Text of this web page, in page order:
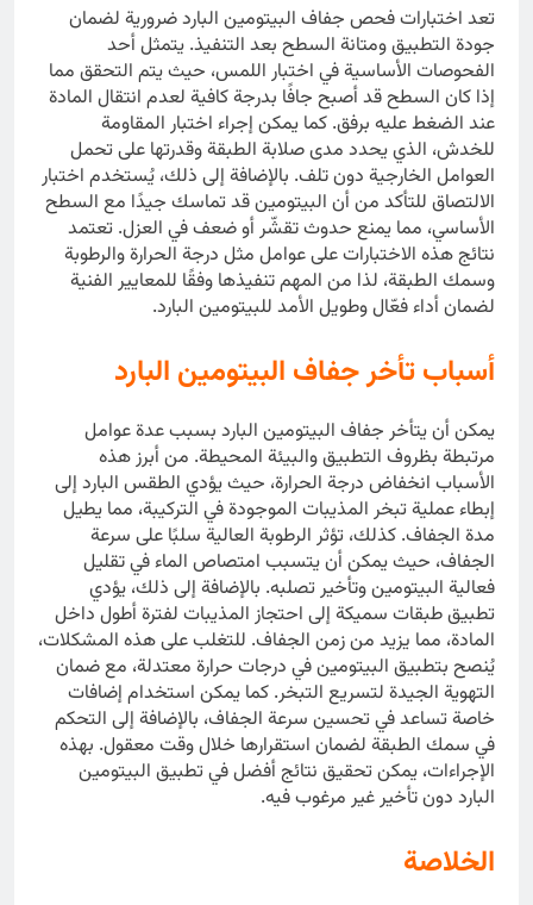
تعد اختبارات فحص جفاف البيتومين البارد ضرورية لضمان
جودة التطبيق ومتانة السطح بعد التنفيذ. يتمثل أحد
الفحوصات الأساسية في اختبار اللمس، حيث يتم التحقق مما
إذا كان السطح قد أصبح جافًا بدرجة كافية لعدم انتقال المادة
عند الضغط عليه برفق. كما يمكن إجراء اختبار المقاومة
للخدش، الذي يحدد مدى صلابة الطبقة وقدرتها على تحمل
العوامل الخارجية دون تلف. بالإضافة إلى ذلك، يُستخدم اختبار
الالتصاق للتأكد من أن البيتومين قد تماسك جيدًا مع السطح
الأساسي، مما يمنع حدوث تقشّر أو ضعف في العزل. تعتمد
نتائج هذه الاختبارات على عوامل مثل درجة الحرارة والرطوبة
وسمك الطبقة، لذا من المهم تنفيذها وفقًا للمعايير الفنية
لضمان أداء فعّال وطويل الأمد للبيتومين البارد.
أسباب تأخر جفاف البيتومين البارد
يمكن أن يتأخر جفاف البيتومين البارد بسبب عدة عوامل
مرتبطة بظروف التطبيق والبيئة المحيطة. من أبرز هذه
الأسباب انخفاض درجة الحرارة، حيث يؤدي الطقس البارد إلى
إبطاء عملية تبخر المذيبات الموجودة في التركيبة، مما يطيل
مدة الجفاف. كذلك، تؤثر الرطوبة العالية سلبًا على سرعة
الجفاف، حيث يمكن أن يتسبب امتصاص الماء في تقليل
فعالية البيتومين وتأخير تصلبه. بالإضافة إلى ذلك، يؤدي
تطبيق طبقات سميكة إلى احتجاز المذيبات لفترة أطول داخل
المادة، مما يزيد من زمن الجفاف. للتغلب على هذه المشكلات،
يُنصح بتطبيق البيتومين في درجات حرارة معتدلة، مع ضمان
التهوية الجيدة لتسريع التبخر. كما يمكن استخدام إضافات
خاصة تساعد في تحسين سرعة الجفاف، بالإضافة إلى التحكم
في سمك الطبقة لضمان استقرارها خلال وقت معقول. بهذه
الإجراءات، يمكن تحقيق نتائج أفضل في تطبيق البيتومين
البارد دون تأخير غير مرغوب فيه.
الخلاصة